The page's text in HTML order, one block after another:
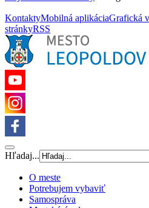
KontaktyMobilná aplikáciaGrafická
stránkyRSS
Hľadaj...
O meste
Potrebujem vybaviť
Samospráva